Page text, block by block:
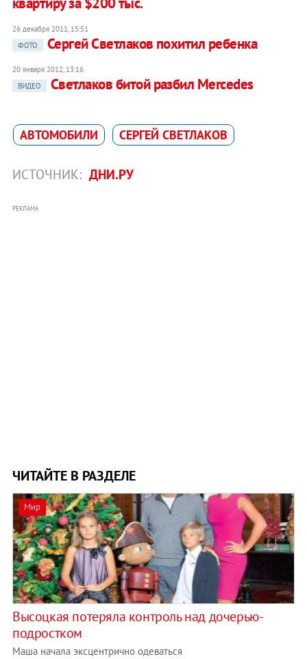
26 декабря 2011, 15:51
ФОТО
Сергей Светлаков похитил ребенка
20 января 2012, 13:16
ВИДЕО
Светлаков битой разбил Mercedes
АВТОМОБИЛИ СЕРГЕЙ СВЕТЛАКОВ
ИСТОЧНИК: ДНИ.РУ
РЕКЛАМА
ЧИТАЙТЕ В РАЗДЕЛЕ
Мир
Высоцкая потеряла контроль над дочерью-
подростком
Маша начала эксцентрично одеваться